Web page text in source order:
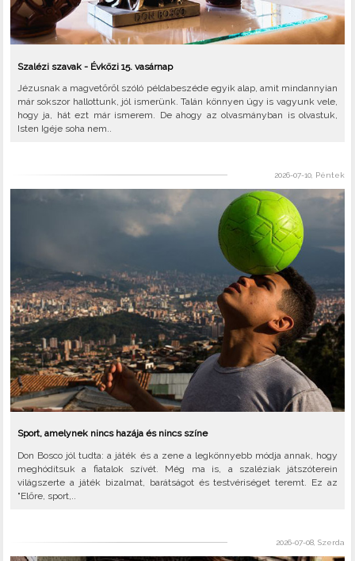
Szalézi szavak - Évközi 15. vasárnap
Jézusnak a magvetőről szóló példabeszéde egyik alap, amit mindannyian
már sokszor hallottunk, jól ismerünk. Talán könnyen úgy is vagyunk vele,
hogy ja, hát ezt már ismerem. De ahogy az olvasmányban is olvastuk,
Isten Igéje soha nem..
2026-07-10, Péntek
Sport, amelynek nincs hazája és nincs színe
Don Bosco jól tudta: a játék és a zene a legkönnyebb módja annak, hogy
meghódítsuk a fiatalok szívét. Még ma is, a szaléziak játszóterein
világszerte a játék bizalmat, barátságot és testvériséget teremt. Ez az
"Előre, sport,..
2026-07-08, Szerda